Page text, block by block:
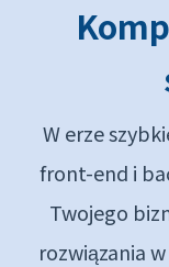
W erze
front-end i
Twojego
rozwiązania